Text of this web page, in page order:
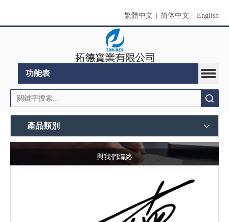
繁體中文 简体中文 English
功能表
產品類別
與我們聯絡